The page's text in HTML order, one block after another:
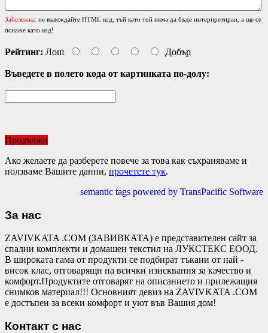
Забележка: не въвеждайте HTML код, тъй като той няма да бъде интерпретиран, а ще се
покаже като код!
Рейтинг: Лош Добър
Въведете в полето кода от картинката по-долу:
Продължи
Ако желаете да разберете повече за това как съхраняваме и
ползваме Вашите данни, прочетете тук.
semantic tags powered by TransPacific Software
За нас
ZAVIVKATA .COM (ЗАВИВКАТА) е представителен сайт за
спални комплекти и домашен текстил на ЛУКСТЕКС ЕООД.
В широката гама от продукти се подбират тъкани от най -
висок клас, отговарящи на всички изисквания за качество и
комфорт.Продуктите отговарят на описанието и прилежащия
снимков материал!!! Основният девиз на ZAVIVKATA .COM
е достъпен за всеки комфорт и уют във Вашия дом!
Контакт с нас